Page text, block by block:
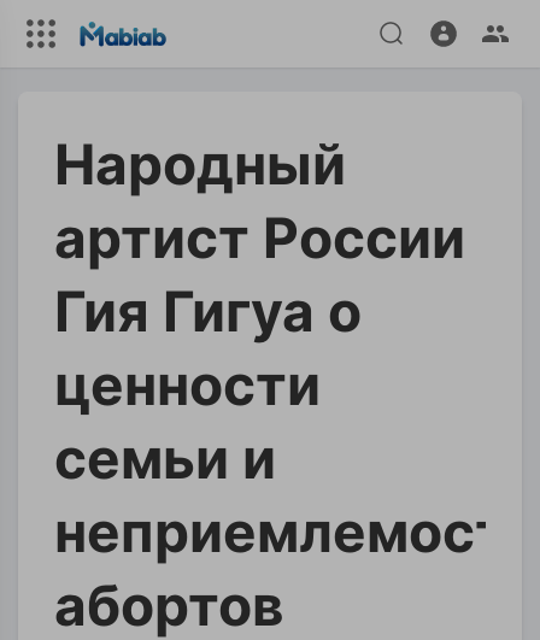
Народный
артист России
Гия Гигуа о
ценности
семьи и
неприемлемости
абортов